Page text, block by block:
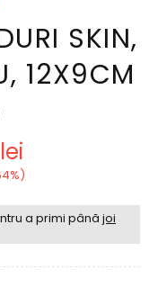
SKIN,
12X9CM
a primi până joi